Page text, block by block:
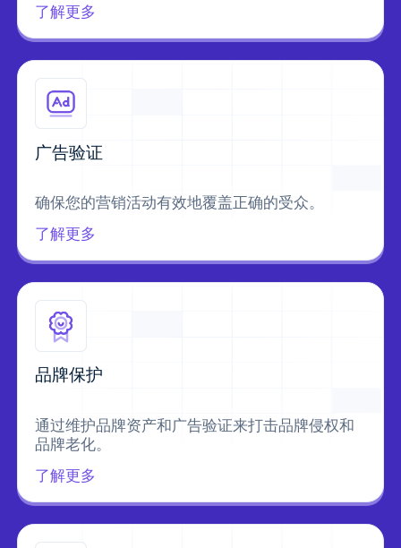
了解更多
广告验证
确保您的营销活动有效地覆盖正确的受众。
了解更多
品牌保护
通过维护品牌资产和广告验证来打击品牌侵权和
品牌老化。
了解更多